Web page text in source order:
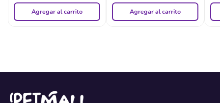
Agregar al carrito Agregar al carrito